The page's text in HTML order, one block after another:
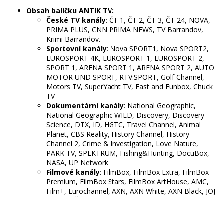
Obsah balíčku ANTIK TV:
České TV kanály: ČT 1, ČT 2, ČT 3, ČT 24, NOVA,
PRIMA PLUS, CNN PRIMA NEWS, TV Barrandov,
Krimi Barrandov.
Sportovní kanály: Nova SPORT1, Nova SPORT2,
EUROSPORT 4K, EUROSPORT 1, EUROSPORT 2,
SPORT 1, ARENA SPORT 1, ARENA SPORT 2, AUTO
MOTOR UND SPORT, RTV:SPORT, Golf Channel,
Motors TV, SuperYacht TV, Fast and Funbox, Chuck
TV
Dokumentární kanály: National Geographic,
National Geographic WILD, Discovery, Discovery
Science, DTX, ID, HGTC, Travel Channel, Animal
Planet, CBS Reality, History Channel, History
Channel 2, Crime & Investigation, Love Nature,
PARK TV, SPEKTRUM, Fishing&Hunting, DocuBox,
NASA, UP Network
Filmové kanály: FilmBox, FilmBox Extra, FilmBox
Premium, FilmBox Stars, FilmBox ArtHouse, AMC,
Film+, Eurochannel, AXN, AXN White, AXN Black, JOJ